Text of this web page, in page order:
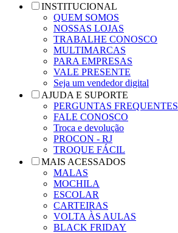
INSTITUCIONAL
QUEM SOMOS
NOSSAS LOJAS
TRABALHE CONOSCO
MULTIMARCAS
PARA EMPRESAS
VALE PRESENTE
Seja um vendedor digital
AJUDA E SUPORTE
PERGUNTAS FREQUENTES
FALE CONOSCO
Troca e devolução
PROCON - RJ
TROQUE FÁCIL
MAIS ACESSADOS
MALAS
MOCHILA
ESCOLAR
CARTEIRAS
VOLTA ÀS AULAS
BLACK FRIDAY